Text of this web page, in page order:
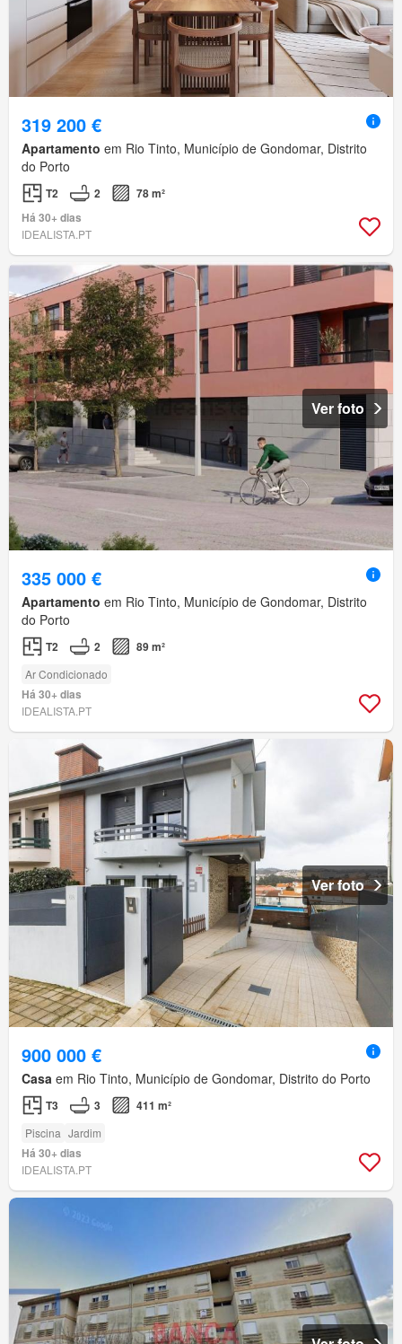
319 200 €
Apartamento em Rio Tinto, Município de Gondomar, Distrito
do Porto
T2 2
78 m²
Há 30+ dias
IDEALISTA.PT
Ver foto
335 000 €
Apartamento em Rio Tinto, Município de Gondomar, Distrito
do Porto
T2 2 89 m²
Ar Condicionado
Há 30+ dias
IDEALISTA.PT
Ver foto
900 000 €
Casa em Rio Tinto, Município de Gondomar, Distrito do Porto
T3 3 411 m²
Piscina Jardim
Há 30+ dias
IDEALISTA.PT